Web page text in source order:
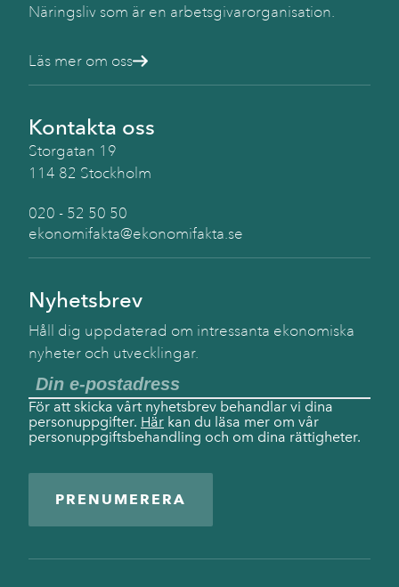
Näringsliv som är en arbetsgivarorganisation.
Läs mer om oss
Kontakta oss
Storgatan 19
114 82 Stockholm
020 - 52 50 50
ekonomifakta@ekonomifakta.se
Nyhetsbrev
Håll dig uppdaterad om intressanta ekonomiska
nyheter och utvecklingar.
För att skicka vårt nyhetsbrev behandlar vi dina
personuppgifter. Här kan du läsa mer om vår
personuppgiftsbehandling och om dina rättigheter.
PRENUMERERA